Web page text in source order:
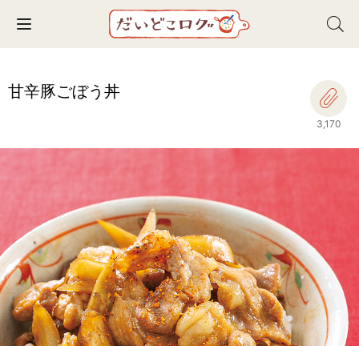
Toggle navigation
甘辛豚ごぼう丼
3,170